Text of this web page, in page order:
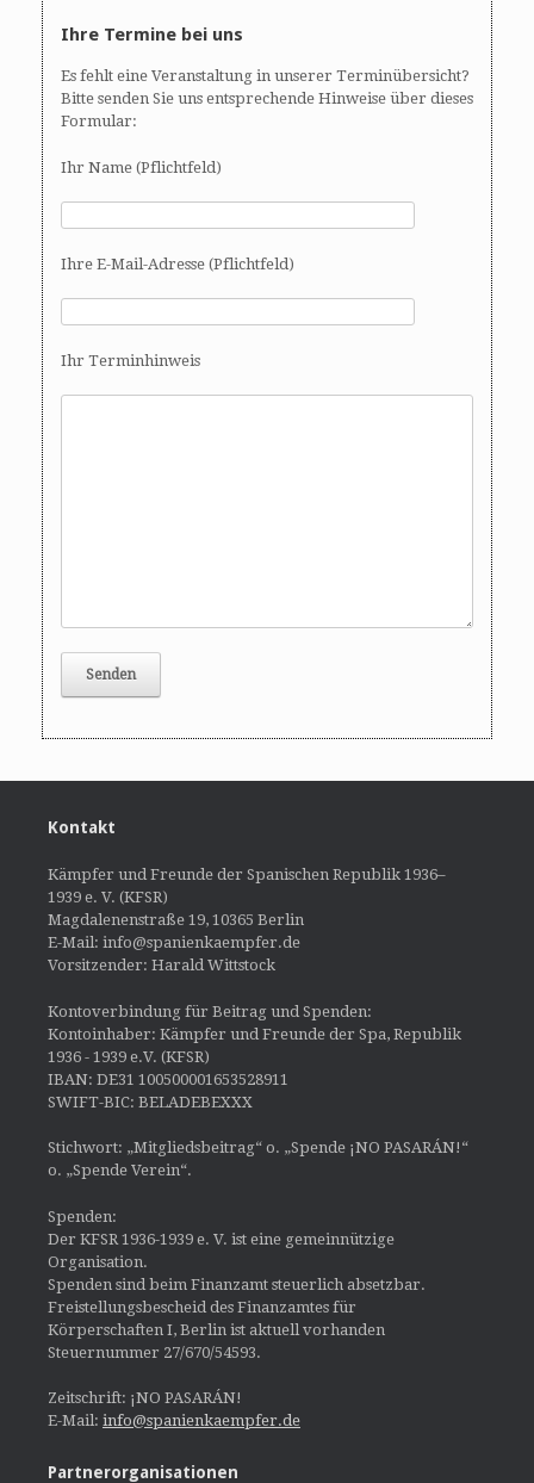
Ihre Termine bei uns
Es fehlt eine Veranstaltung in unserer Terminübersicht?
Bitte senden Sie uns entsprechende Hinweise über dieses
Formular:
Ihr Name (Pflichtfeld)
Ihre E-Mail-Adresse (Pflichtfeld)
Ihr Terminhinweis
Kontakt
Kämpfer und Freunde der Spanischen Republik 1936–
1939 e. V. (KFSR)
Magdalenenstraße 19, 10365 Berlin
E-Mail: info@spanienkaempfer.de
Vorsitzender: Harald Wittstock
Kontoverbindung für Beitrag und Spenden:
Kontoinhaber: Kämpfer und Freunde der Spa, Republik
1936 - 1939 e.V. (KFSR)
IBAN: DE31 100500001653528911
SWIFT-BIC: BELADEBEXXX
Stichwort: „Mitgliedsbeitrag“ o. „Spende ¡NO PASARÁN!“
o. „Spende Verein“.
Spenden:
Der KFSR 1936-1939 e. V. ist eine gemeinnützige
Organisation.
Spenden sind beim Finanzamt steuerlich absetzbar.
Freistellungsbescheid des Finanzamtes für
Körperschaften I, Berlin ist aktuell vorhanden
Steuernummer 27/670/54593.
Zeitschrift: ¡NO PASARÁN!
E-Mail: info@spanienkaempfer.de
Partnerorganisationen